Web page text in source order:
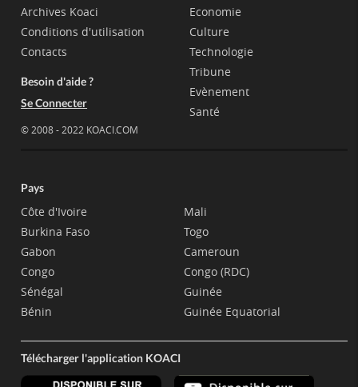
Archives Koaci
Conditions d'utilisation
Contacts
Besoin d'aide ?
Se Connecter
© 2008 - 2022 KOACI.COM
Economie
Culture
Technologie
Tribune
Evènement
Santé
Pays
Côte d'Ivoire
Burkina Faso
Gabon
Congo
Sénégal
Bénin
Mali
Togo
Cameroun
Congo (RDC)
Guinée
Guinée Equatorial
Télécharger l'application KOACI